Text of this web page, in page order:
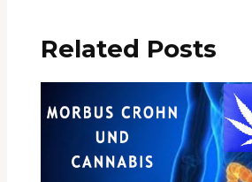
Related Posts